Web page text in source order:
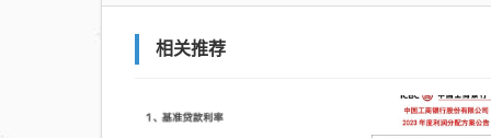
相关推荐